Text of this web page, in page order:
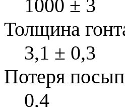
1000 ± 3
Толщина
3,1 ± 0,3
Потеря
0,4